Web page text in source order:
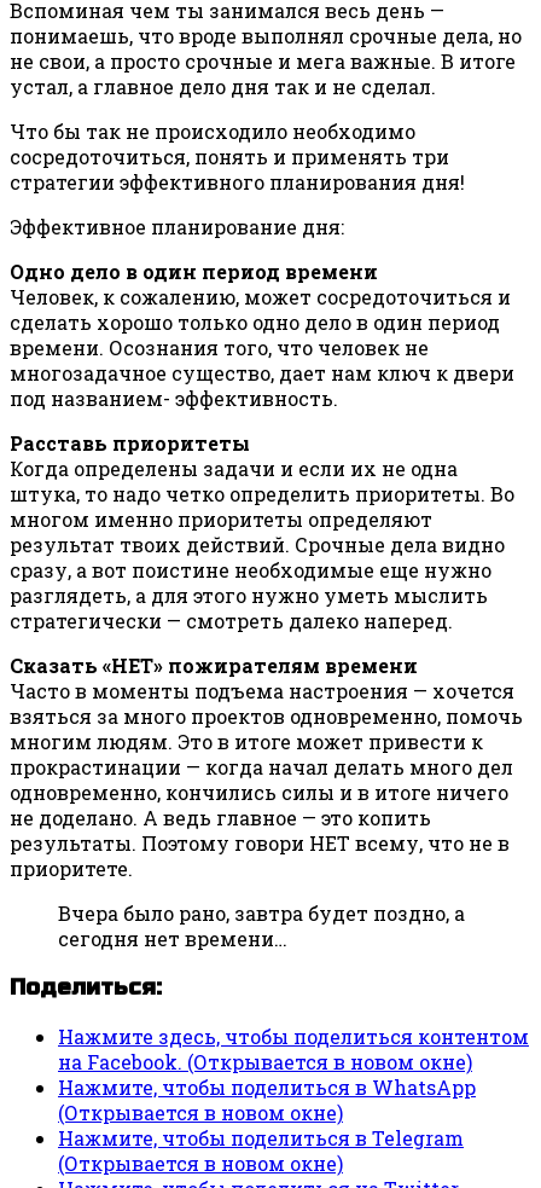
Вспоминая чем ты занимался весь день —
понимаешь, что вроде выполнял срочные дела, но
не свои, а просто срочные и мега важные. В итоге
устал, а главное дело дня так и не сделал.
Что бы так не происходило необходимо
сосредоточиться, понять и применять три
стратегии эффективного планирования дня!
Эффективное планирование дня:
Одно дело в один период времени
Человек, к сожалению, может сосредоточиться и
сделать хорошо только одно дело в один период
времени. Осознания того, что человек не
многозадачное существо, дает нам ключ к двери
под названием- эффективность.
Расставь приоритеты
Когда определены задачи и если их не одна
штука, то надо четко определить приоритеты. Во
многом именно приоритеты определяют
результат твоих действий. Срочные дела видно
сразу, а вот поистине необходимые еще нужно
разглядеть, а для этого нужно уметь мыслить
стратегически — смотреть далеко наперед.
Сказать «НЕТ» пожирателям времени
Часто в моменты подъема настроения — хочется
взяться за много проектов одновременно, помочь
многим людям. Это в итоге может привести к
прокрастинации — когда начал делать много дел
одновременно, кончились силы и в итоге ничего
не доделано. А ведь главное — это копить
результаты. Поэтому говори НЕТ всему, что не в
приоритете.
Вчера было рано, завтра будет поздно, а
сегодня нет времени…
Поделиться:
Нажмите здесь, чтобы поделиться контентом
на Facebook. (Открывается в новом окне)
Нажмите, чтобы поделиться в WhatsApp
(Открывается в новом окне)
Нажмите, чтобы поделиться в Telegram
(Открывается в новом окне)